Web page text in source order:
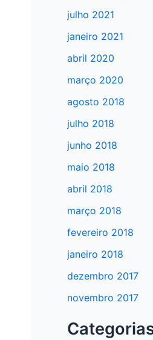
julho 2021
janeiro 2021
abril 2020
março 2020
agosto 2018
julho 2018
junho 2018
maio 2018
abril 2018
março 2018
fevereiro 2018
janeiro 2018
dezembro 2017
novembro 2017